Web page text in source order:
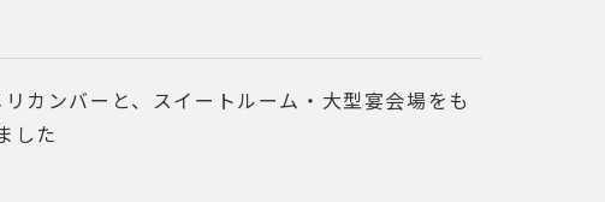
カンバーと、スイートルーム・大型宴会場をも
した